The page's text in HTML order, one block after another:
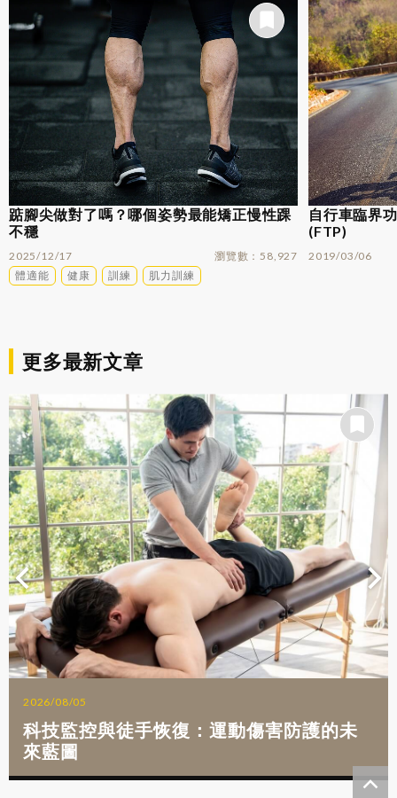
踮腳尖做對了嗎？哪個姿勢最能矯正慢性踝
不穩
2025/12/17 瀏覽數
58,927
體適能
健康 訓練 肌力訓練
自行車臨界
(FTP)
2019/03/06
更多最新文章
2026/08/05
科技監控與徒手恢復：運動傷害防護的未
來藍圖